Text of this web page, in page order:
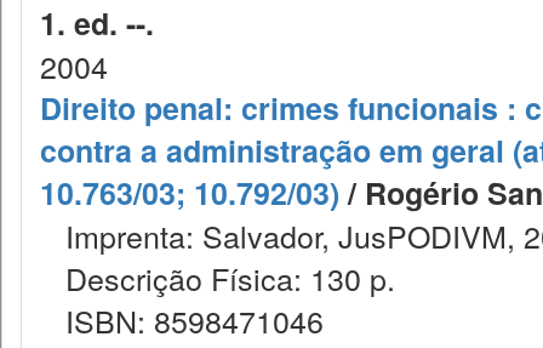
1. ed. --.
2004
Direito penal: crimes funcionais :
contra a administração em geral
10.763/03; 10.792/03)/ Rogério
Imprenta: Salvador, JusPODIVM,
Descrição Física: 130 p.
ISBN: 8598471046